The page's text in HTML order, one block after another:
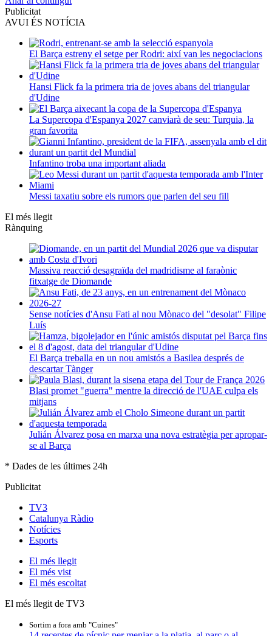
Publicitat
AVUI ÉS NOTÍCIA
El Barça estreny el setge per Rodri: així van les negociacions
Hansi Flick fa la primera tria de joves abans del triangular
d'Udine
La Supercopa d'Espanya 2027 canviarà de seu: Turquia, la
gran favorita
Infantino troba una important aliada
Messi taxatiu sobre els rumors que parlen del seu fill
El més llegit
Rànquing
Massiva reacció desagraïda del madridisme al faraònic
fitxatge de Diomande
Sense notícies d'Ansu Fati al nou Mònaco del "desolat" Filipe
Luís
El Barça treballa en un nou amistós a Basilea després de
descartar Tànger
Blasi promet "guerra" mentre la direcció de l'UAE culpa els
mitjans
Julián Álvarez posa en marxa una nova estratègia per apropar-
se al Barça
* Dades de les últimes 24h
Publicitat
TV3
Catalunya Ràdio
Notícies
Esports
El més llegit
El més vist
El més escoltat
El més llegit de TV3
Sortim a fora amb "Cuines"